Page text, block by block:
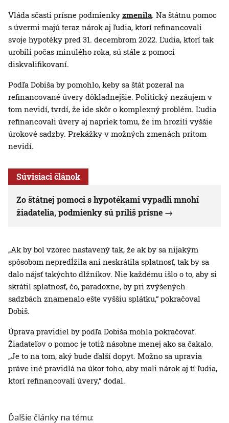
Vláda sčasti prísne podmienky zmenila. Na štátnu pomoc
s úvermi majú teraz nárok aj ľudia, ktorí refinancovali
svoje hypotéky pred 31. decembrom 2022. Ľudia, ktorí tak
urobili počas minulého roka, sú stále z pomoci
diskvalifikovaní.
Podľa Dobiša by pomohlo, keby sa štát pozeral na
refinancované úvery dôkladnejšie. Politický nezáujem v
tom nevidí, tvrdí, že ide skôr o komplexný problém. Ľudia
refinancovali úvery aj napriek tomu, že im hrozili vyššie
úrokové sadzby. Prekážky v možných zmenách pritom
nevidí.
Súvisiaci článok
Zo štátnej pomoci s hypotékami vypadli mnohí
žiadatelia, podmienky sú príliš prísne
„Ak by bol vzorec nastavený tak, že ak by sa nijakým
spôsobom nepredĺžila ani neskrátila splatnosť, tak by sa
dalo nájsť takýchto dlžníkov. Nie každému išlo o to, aby si
skrátil splatnosť, čo, paradoxne, by pri zvýšených
sadzbách znamenalo ešte vyššiu splátku,“ pokračoval
Dobiš.
Úprava pravidiel by podľa Dobiša mohla pokračovať.
Žiadateľov o pomoc je totiž násobne menej ako sa čakalo.
„Je to na tom, aký bude ďalší dopyt. Možno sa upravia
práve iné pravidlá na úkor toho, aby mali nárok aj tí ľudia,
ktorí refinancovali úvery,“ dodal.
Ďalšie články na tému: